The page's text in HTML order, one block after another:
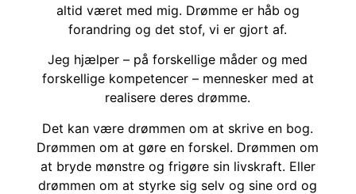
altid været med mig. Drømme er håb og
forandring og det stof, vi er gjort af.
Jeg hjælper – på forskellige måder og med
forskellige kompetencer – mennesker med at
realisere deres drømme.
Det kan være drømmen om at skrive en bog.
Drømmen om at gøre en forskel. Drømmen om
at bryde mønstre og frigøre sin livskraft. Eller
drømmen om at styrke sig selv og sine ord og